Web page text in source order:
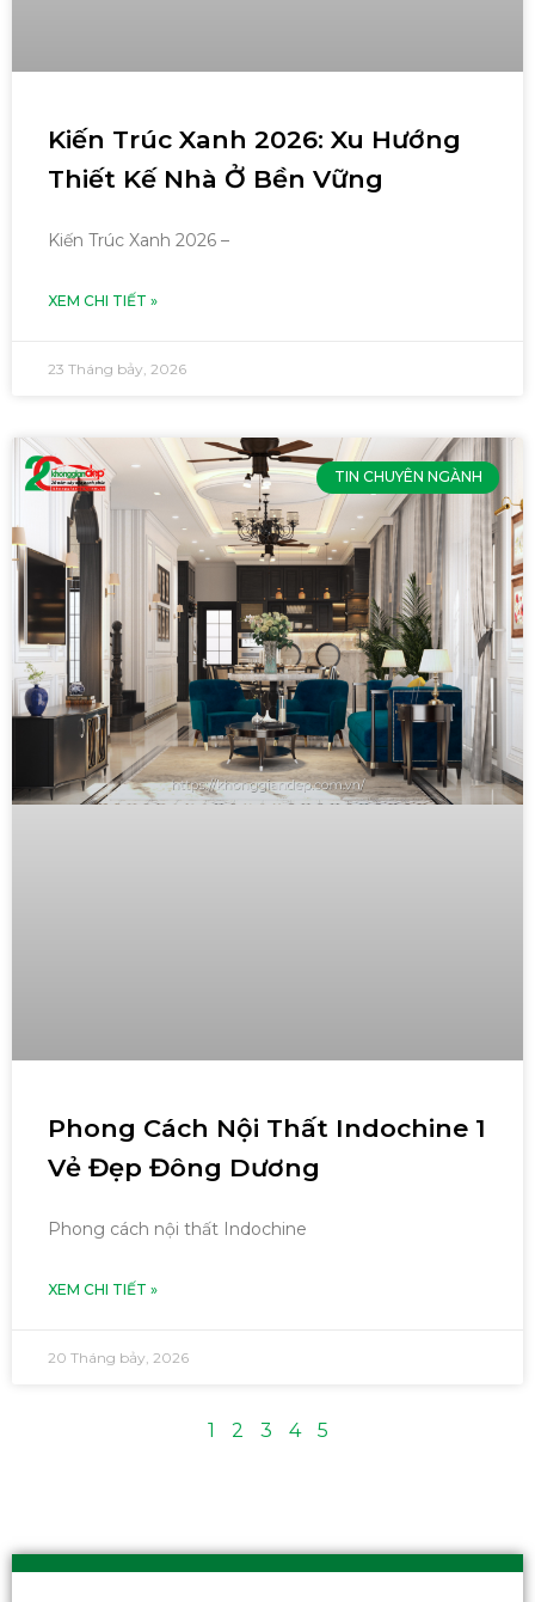
Kiến Trúc Xanh 2026: Xu Hướng
Thiết Kế Nhà Ở Bền Vững
Kiến Trúc Xanh 2026 –
XEM CHI TIẾT »
23 Tháng bảy, 2026
TIN CHUYÊN NGÀNH
Phong Cách Nội Thất Indochine 1
Vẻ Đẹp Đông Dương
Phong cách nội thất Indochine
XEM CHI TIẾT »
20 Tháng bảy, 2026
1 2 3 4 5